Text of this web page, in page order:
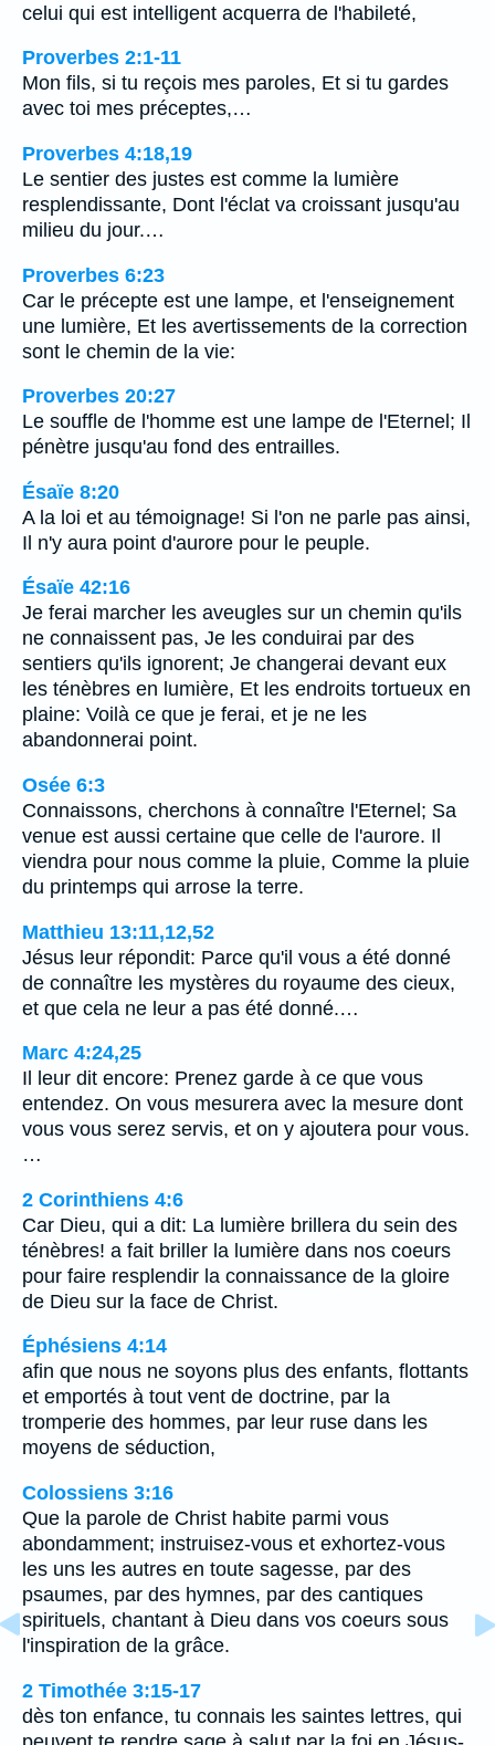
celui qui est intelligent acquerra de l'habileté,
Proverbes 2:1-11
Mon fils, si tu reçois mes paroles, Et si tu gardes
avec toi mes préceptes,…
Proverbes 4:18,19
Le sentier des justes est comme la lumière
resplendissante, Dont l'éclat va croissant jusqu'au
milieu du jour.…
Proverbes 6:23
Car le précepte est une lampe, et l'enseignement
une lumière, Et les avertissements de la correction
sont le chemin de la vie:
Proverbes 20:27
Le souffle de l'homme est une lampe de l'Eternel; Il
pénètre jusqu'au fond des entrailles.
Ésaïe 8:20
A la loi et au témoignage! Si l'on ne parle pas ainsi,
Il n'y aura point d'aurore pour le peuple.
Ésaïe 42:16
Je ferai marcher les aveugles sur un chemin qu'ils
ne connaissent pas, Je les conduirai par des
sentiers qu'ils ignorent; Je changerai devant eux
les ténèbres en lumière, Et les endroits tortueux en
plaine: Voilà ce que je ferai, et je ne les
abandonnerai point.
Osée 6:3
Connaissons, cherchons à connaître l'Eternel; Sa
venue est aussi certaine que celle de l'aurore. Il
viendra pour nous comme la pluie, Comme la pluie
du printemps qui arrose la terre.
Matthieu 13:11,12,52
Jésus leur répondit: Parce qu'il vous a été donné
de connaître les mystères du royaume des cieux,
et que cela ne leur a pas été donné.…
Marc 4:24,25
Il leur dit encore: Prenez garde à ce que vous
entendez. On vous mesurera avec la mesure dont
vous vous serez servis, et on y ajoutera pour vous.
…
2 Corinthiens 4:6
Car Dieu, qui a dit: La lumière brillera du sein des
ténèbres! a fait briller la lumière dans nos coeurs
pour faire resplendir la connaissance de la gloire
de Dieu sur la face de Christ.
Éphésiens 4:14
afin que nous ne soyons plus des enfants, flottants
et emportés à tout vent de doctrine, par la
tromperie des hommes, par leur ruse dans les
moyens de séduction,
Colossiens 3:16
Que la parole de Christ habite parmi vous
abondamment; instruisez-vous et exhortez-vous
les uns les autres en toute sagesse, par des
psaumes, par des hymnes, par des cantiques
spirituels, chantant à Dieu dans vos coeurs sous
l'inspiration de la grâce.
2 Timothée 3:15-17
dès ton enfance, tu connais les saintes lettres, qui